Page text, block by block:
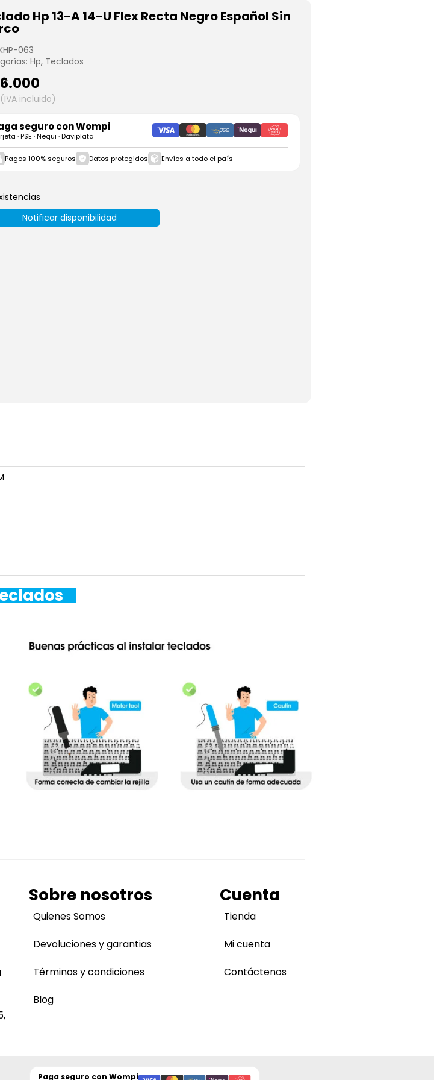
Hp 13-A 14-U Flex Recta Negro Español Sin
063
Hp, Teclados
incluido)
seguro conWompi
· PSE · Nequi · Daviplata
Pagos 100% seguros Datos protegidos Envíos a todo el país
Notificar disponibilidad
Sobre nosotros
Quienes Somos
Devoluciones y garantias
Términos y condiciones
Blog
Cuenta
Tienda
Mi cuenta
Contáctenos
Paga seguro con Wompi